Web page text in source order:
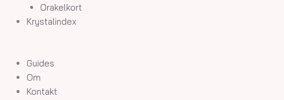
Orakelkort
Krystalindex
Guides
Om
Kontakt